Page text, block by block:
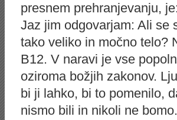
presnem prehranjevanju,
Jaz jim odgovarjam: Ali se
tako veliko in močno telo?
B12. V naravi je vse
oziroma božjih zakonov.
bi ji lahko, bi to pomenilo,
nismo bili in nikoli ne bomo.